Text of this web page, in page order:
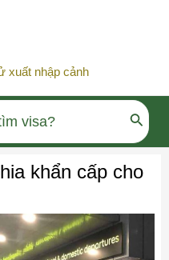
xuất nhập cảnh
khẩn cấp cho